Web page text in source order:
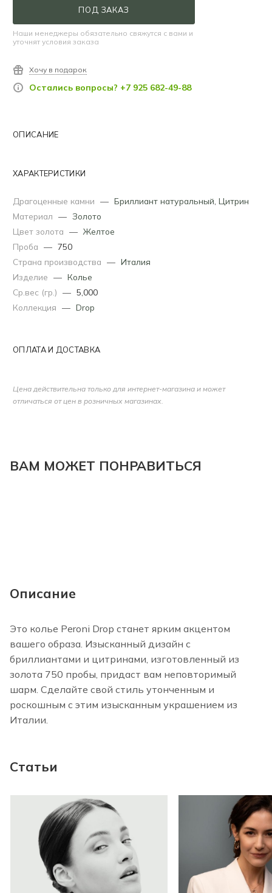
ПОД ЗАКАЗ
Наши менеджеры обязательно свяжутся с вами и
уточнят условия заказа
Хочу в подарок
Остались вопросы? +7 925 682-49-88
ОПИСАНИЕ
ХАРАКТЕРИСТИКИ
Драгоценные камни — Бриллиант натуральный Цитрин
Материал — Золото
Цвет золота — Желтое
Проба — 750
Страна производства — Италия
Изделие — Колье
Ср.вес (гр.) — 5,000
Коллекция — Drop
ОПЛАТА И ДОСТАВКА
Цена действительна только для интернет-магазина и может
отличаться от цен в розничных магазинах.
ВАМ МОЖЕТ ПОНРАВИТЬСЯ
Описание
Это колье Peroni Drop станет ярким акцентом
вашего образа. Изысканный дизайн с
бриллиантами и цитринами, изготовленный из
золота 750 пробы, придаст вам неповторимый
шарм. Сделайте свой стиль утонченным и
роскошным с этим изысканным украшением из
Италии.
Статьи